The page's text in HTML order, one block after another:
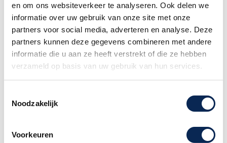
en om ons websiteverkeer te analyseren. Ook delen we
informatie over uw gebruik van onze site met onze
partners voor social media, adverteren en analyse. Deze
partners kunnen deze gegevens combineren met andere
informatie die u aan ze heeft verstrekt of die ze hebben
verzameld op basis van uw gebruik van hun services.
Noodzakelijk
Voorkeuren